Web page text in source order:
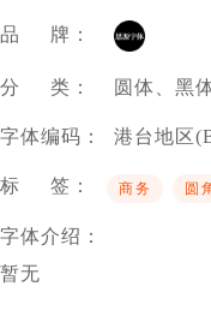
品 牌：
分 类： 圆体、黑
字体编码： 港台地区
标 签： 商务 圆
字体介绍：
暂无